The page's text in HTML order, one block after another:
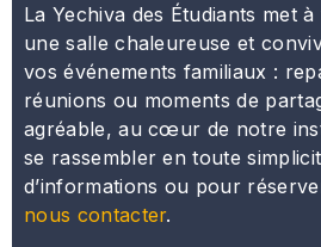
La Yechiva des Étudiants met
une salle chaleureuse et
vos événements familiaux :
réunions ou moments de
agréable, au cœur de notre
se rassembler en toute
d’informations ou pour
nous contacter.